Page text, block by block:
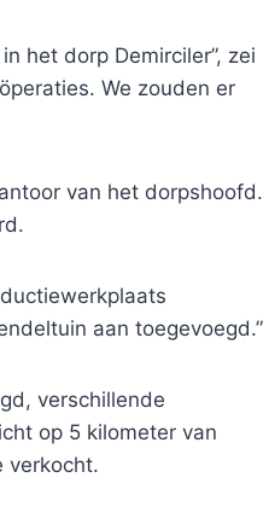
het dorp Demirciler”, zei
We zouden er
van het dorpshoofd.
aan toegevoegd.”
verschillende
op 5 kilometer van
verkocht.